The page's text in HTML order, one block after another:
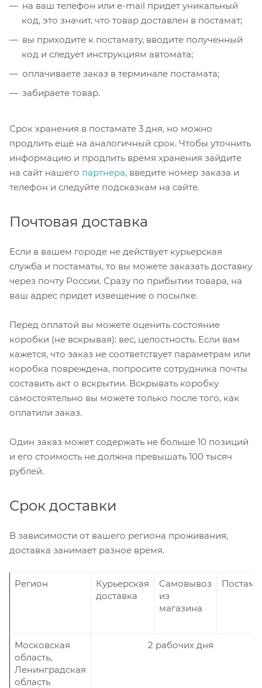
на ваш телефон или e-mail придет уникальный
код, это значит, что товар доставлен в постамат;
вы приходите к постамату, вводите полученный
код и следует инструкциям автомата;
оплачиваете заказ в терминале постамата;
забираете товар.
Срок хранения в постамате 3 дня, но можно
продлить ещё на аналогичный срок. Чтобы уточнить
информацию и продлить время хранения зайдите
на сайт нашего партнера, введите номер заказа и
телефон и следуйте подсказкам на сайте.
Почтовая доставка
Если в вашем городе не действует курьерская
служба и постаматы, то вы можете заказать доставку
через почту России. Сразу по прибытии товара, на
ваш адрес придет извещение о посылке.
Перед оплатой вы можете оценить состояние
коробки (не вскрывая): вес, целостность. Если вам
кажется, что заказ не соответствует параметрам или
коробка повреждена, попросите сотрудника почты
составить акт о вскрытии. Вскрывать коробку
самостоятельно вы можете только после того, как
оплатили заказ.
Один заказ может содержать не больше 10 позиций
и его стоимость не должна превышать 100 тысяч
рублей.
Срок доставки
В зависимости от вашего региона проживания,
доставка занимает разное время.
Регион
Курьерская
доставка
Самовывоз
из
магазина
Московская
область,
Ленинградская
область
2 рабочих дня